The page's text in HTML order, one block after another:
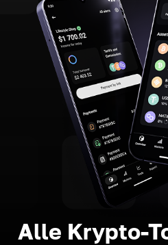
Alle Krypto-